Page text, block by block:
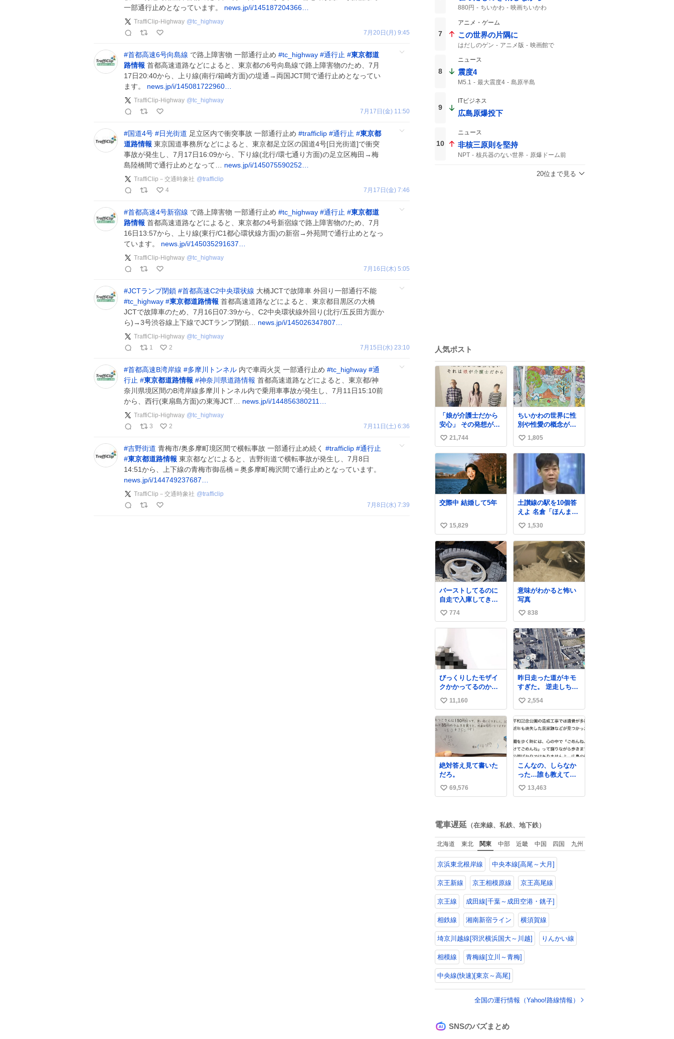
一部通行止めとなっています。 news.jp/i/145187204366…
TraffiClip-Highway @tc_highway
7月20日(月) 9:45
#首都高速6号向島線 で路上障害物 一部通行止め #tc_highway #通行止 #東京都道
路情報 首都高速道路などによると、東京都の6号向島線で路上障害物のため、7月
17日20:40から、上り線(南行/箱崎方面)の堤通→両国JCT間で通行止めとなってい
ます。 news.jp/i/145081722960…
TraffiClip-Highway @tc_highway
7月17日(金) 11:50
#国道4号 #日光街道 足立区内で衝突事故 一部通行止め #trafficlip #通行止 #東京都
道路情報 東京国道事務所などによると、東京都足立区の国道4号[日光街道]で衝突
事故が発生し、7月17日16:09から、下り線(北行/環七通り方面)の足立区梅田→梅
島陸橋間で通行止めとなって… news.jp/i/145075590252…
TraffiClip－交通時象社 @trafficlip
4
7月17日(金) 7:46
#首都高速4号新宿線 で路上障害物 一部通行止め #tc_highway #通行止 #東京都道
路情報 首都高速道路などによると、東京都の4号新宿線で路上障害物のため、7月
16日13:57から、上り線(東行/C1都心環状線方面)の新宿→外苑間で通行止めとなっ
ています。 news.jp/i/145035291637…
TraffiClip-Highway @tc_highway
7月16日(木) 5:05
#JCTランプ閉鎖 #首都高速C2中央環状線 大橋JCTで故障車 外回り一部通行不能
#tc_highway #東京都道路情報 首都高速道路などによると、東京都目黒区の大橋
JCTで故障車のため、7月16日07:39から、C2中央環状線外回り(北行/五反田方面か
ら)→3号渋谷線上下線でJCTランプ閉鎖… news.jp/i/145026347807…
TraffiClip-Highway @tc_highway
1
2 7月15日(水) 23:10
#首都高速B湾岸線 #多摩川トンネル 内で車両火災 一部通行止め #tc_highway #通
行止 #東京都道路情報 #神奈川県道路情報 首都高速道路などによると、東京都/神
奈川県境区間のB湾岸線多摩川トンネル内で乗用車事故が発生し、7月11日15:10前
から、西行(東扇島方面)の東海JCT… news.jp/i/144856380211…
TraffiClip-Highway @tc_highway
3
2 7月11日(土) 6:36
#吉野街道 青梅市/奥多摩町境区間で横転事故 一部通行止め続く #trafficlip #通行止
#東京都道路情報 東京都などによると、吉野街道で横転事故が発生し、7月8日
14:51から、上下線の青梅市御岳橋＝奥多摩町梅沢間で通行止めとなっています。
news.jp/i/144749237687…
TraffiClip－交通時象社 @trafficlip
7月8日(水) 7:39
880円 ちいかわ 映画ちいかわ
7
アニメ・ゲーム
この世界の片隅に
はだしのゲン アニメ版 映画館で
8
ニュース
震度4
M5.1 最大震度4
島原半島
緊急地震速報
9
ITビジネス
広島原爆投下
10
ニュース
非核三原則を堅持
NPT 核兵器のない世界
原爆ドーム前
20位まで見る
人気ポスト
「娘が介護士だから
安心」 その発想が怖
い。 ちなみにこのポ
スターは、介護職の
求人や転職支援をし
ている会社のポスタ
ーらしい。
い
い
ね
数
21,744
ちいかわの世界に性
別や性愛の概念が無
いという話、ちいか
わタロットでも恋
人・女帝・女教皇あ
たりは性別を意識さ
せないように描かれ
てるんだよね。かな
り徹底している印
象。
い
い
1,805
交際中 結婚して5年
い
い
ね
数
15,829
土讃線の駅を10個答
えよ 名倉「ほんまご
めん、」 ↑正解（御
免駅）
い
い
ね
数
1,530
バーストしてるのに
自走で入庫してきた
お客さん バーストし
たならその場で動か
ないで助け呼んで下
サービス付いてて金
銭負担も無いんです
から これで走ると、
壊さなくていい所ま
で壊しちゃいますか
ら 実際、外装ダメー
ジ、ABSセンサ断
線、ブレーキホース
も傷入っちゃってま
す…
い
い
数
774
意味がわかると怖い
写真
い
い
ね
数
838
びっくりしたモザイ
クかかってるのかと
思った
い
い
ね
数
11,160
昨日走った道がキモ
すぎた。 逆走しちゃ
ったかと思ったよ
い
い
ね
2,554
絶対答え見て書いた
だろ。
い
数
69,576
こんなの、しらなか
った…誰も教えてく
れなかった…。
い
数
13,463
電車遅延 （在来線、私鉄、地下鉄）
北海道 東北 関東 中部 近畿 中国 四国 九州
京浜東北根岸線 中央本線[高尾～大月]
京王新線 京王相模原線 京王高尾線
京王線 成田線[千葉～成田空港・銚子]
相鉄線 湘南新宿ライン 横須賀線
埼京川越線[羽沢横浜国大～川越] りんかい線
相模線 青梅線[立川～青梅]
中央線(快速)[東京～高尾]
全国の運行情報（Yahoo!路線情報）
SNSのバズまとめ